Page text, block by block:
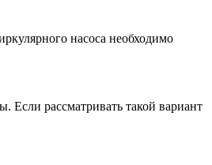
насоса необходимо
Если рассматривать такой вариант